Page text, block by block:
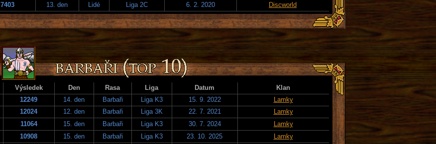
7403 13. den Lidé Liga 2C 6. 2. 2020 Discworld
Výsledek Den Rasa Liga Datum
Klan
12249 14. den Barbaři Liga K3 15. 9. 2022
Lamky
12024 12. den Barbaři Liga 3K 22. 7. 2021
Lamky
11064 15. den Barbaři Liga K3 30. 7. 2024
Lamky
10908 15. den Barbaři Liga K3 23. 10. 2025
Lamky